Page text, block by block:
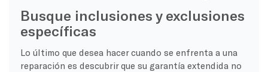
Busque inclusiones y exclusiones
específicas
Lo último que desea hacer cuando se enfrenta a una
reparación es descubrir que su garantía extendida no